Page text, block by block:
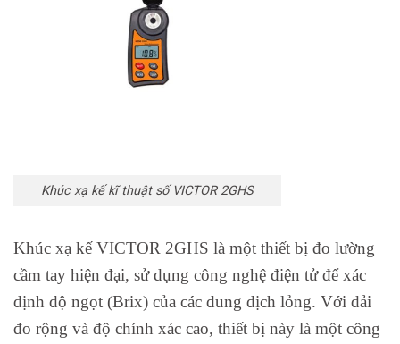
Khúc xạ kế kĩ thuật số VICTOR 2GHS
Khúc xạ kế VICTOR 2GHS là một thiết bị đo lường
cầm tay hiện đại, sử dụng công nghệ điện tử để xác
định độ ngọt (Brix) của các dung dịch lỏng. Với dải
đo rộng và độ chính xác cao, thiết bị này là một công